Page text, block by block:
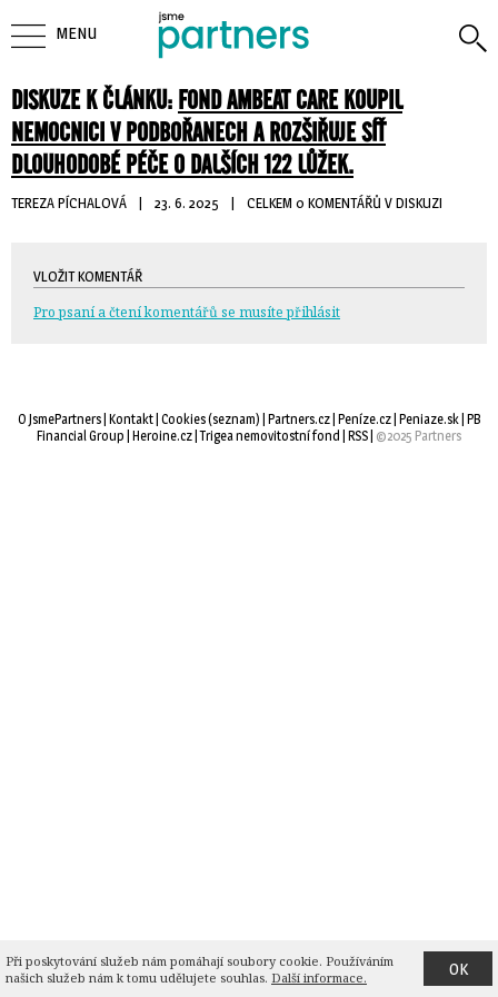
DISKUZE K ČLÁNKU: FOND AMBEAT CARE KOUPIL
NEMOCNICI V PODBOŘANECH A ROZŠIŘUJE SÍŤ
DLOUHODOBÉ PÉČE O DALŠÍCH 122 LŮŽEK.
TEREZA PÍCHALOVÁ | 23. 6. 2025 | CELKEM 0 KOMENTÁŘŮ V DISKUZI
VLOŽIT KOMENTÁŘ
Pro psaní a čtení komentářů se musíte přihlásit
MENU
O JsmePartners| Kontakt| Cookies(seznam) | Partners.cz| Peníze.cz| Peniaze.sk| PB
Financial Group | Heroine.cz| Trigea nemovitostní fond | RSS| ©2025 Partners
Při poskytování služeb nám pomáhají soubory cookie. Používáním
našich služeb nám k tomu udělujete souhlas. Další informace. OK